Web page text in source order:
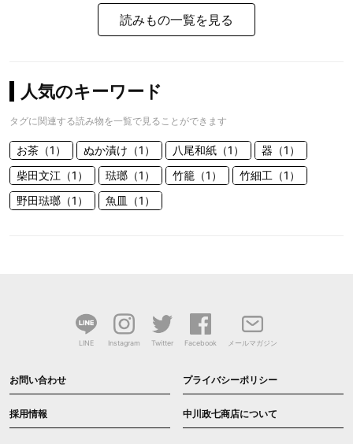
読みもの一覧を見る
人気のキーワード
タグに関連する読み物を一覧で見ることができます
お茶（1） ぬか漬け（1） 八尾和紙（1）
器（1）
柴田文江（1）
琺瑯（1） 竹籠（1）
竹細工（1）
野田琺瑯（1）
魚皿（1）
LINE Instagram Twitter Facebook メールマガジン
お問い合わせ プライバシーポリシー
採用情報 中川政七商店について